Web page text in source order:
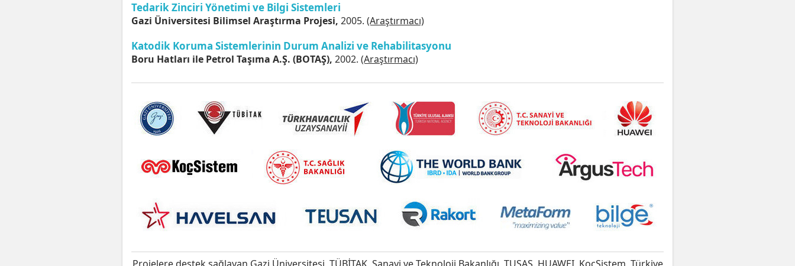
Tedarik Zinciri Yönetimi ve Bilgi Sistemleri
Gazi Üniversitesi Bilimsel Araştırma Projesi, 2005. (Araştırmacı)
Katodik Koruma Sistemlerinin Durum Analizi ve Rehabilitasyonu
Boru Hatları ile Petrol Taşıma A.Ş. (BOTAŞ), 2002. (Araştırmacı)